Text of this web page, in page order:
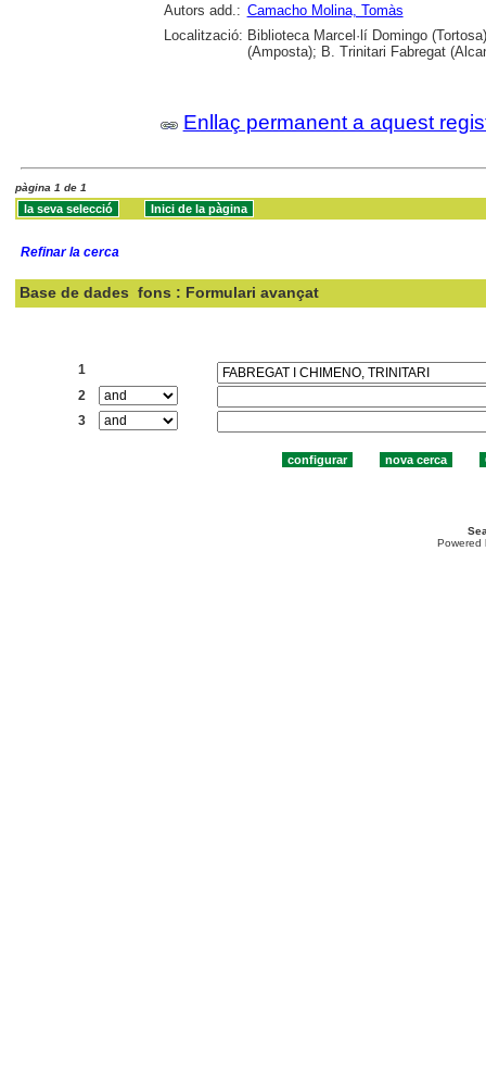
Autors add.: Camacho Molina, Tomàs
Localització: Biblioteca Marcel·lí Domingo
(Amposta); B. Trinitari Fabregat
Enllaç permanent a aquest
pàgina 1 de 1
Refinar la cerca
Base de dades fons : Formulari avançat
1
2
3
Powered